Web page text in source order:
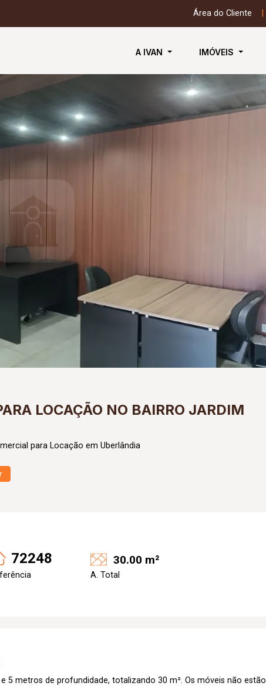
Área do Cliente
A IVAN IMÓVEIS
LOCAÇÃO NO BAIRRO JARDIM
para Locação em Uberlândia
72248 30.00 m²
A. Total
5 metros de profundidade, totalizando 30 m². Os móveis não estão